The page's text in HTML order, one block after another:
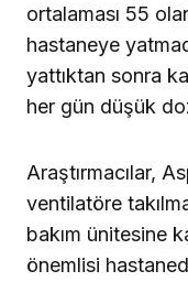
ortalaması 55
hastaneye
yattıktan sonra
her gün düşük
Araştırmacılar,
ventilatöre
bakım ünitesine
önemlisi